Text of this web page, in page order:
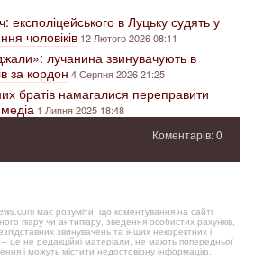
в Луцьку судять у
чоловіків 12 Лютого 2026 08:11
лучанина звинувачують в
за кордон4 Серпня 2026 21:25
братів намагалися переправити
1 Липня 2025 18:48
Коментарів: 0
має розуміти, що коментування на сайті
піару чи антипіару, зведення особистих рахунків,
звинувачень та інших некоректних і
– це не редакційні матеріали, не мають попередньої
і можуть містити недостовірну інформацію.